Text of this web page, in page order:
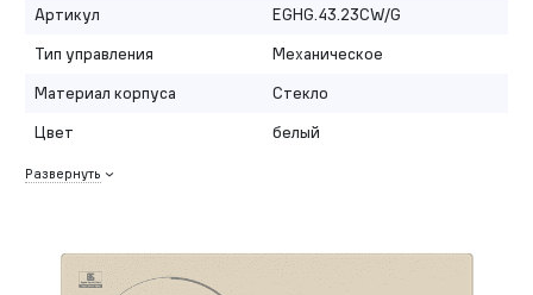
Артикул
EGHG.43.23CW/G
Тип управления
Механическое
Материал корпуса
Стекло
Цвет
белый
Развернуть